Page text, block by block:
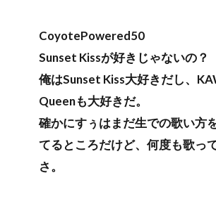
CoyotePowered50
Sunset Kissが好きじゃないの？
俺はSunset Kiss大好きだし、
Queenも大好きだ。
確かにすぅはまだ生での歌い方
てるところだけど、何度も歌っ
さ。